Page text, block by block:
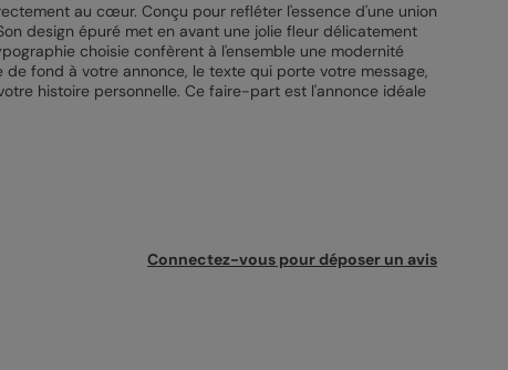
au cœur. Conçu pour refléter l'essence d'une union
design épuré met en avant une jolie fleur délicatement
choisie confèrent à l'ensemble une modernité
fond à votre annonce, le texte qui porte votre message,
histoire personnelle. Ce faire-part est l'annonce idéale
Connectez-vous pour déposer un avis